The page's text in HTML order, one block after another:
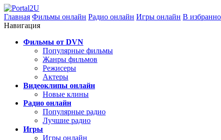
Главная Фильмы онлайн Радио онлайн Игры онлайн В
Навигация
Фильмы от DVN
Популярные фильмы
Жанры фильмов
Режисеры
Актеры
Видеоклипы онлайн
Новые клины
Радио онлайн
Популярные радио
Лучшие радио
Игры
Игры онлайн